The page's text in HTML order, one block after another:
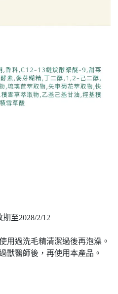
至2028/2/12
用過洗毛精清潔過後再泡澡。
獸醫師後，再使用本產品。